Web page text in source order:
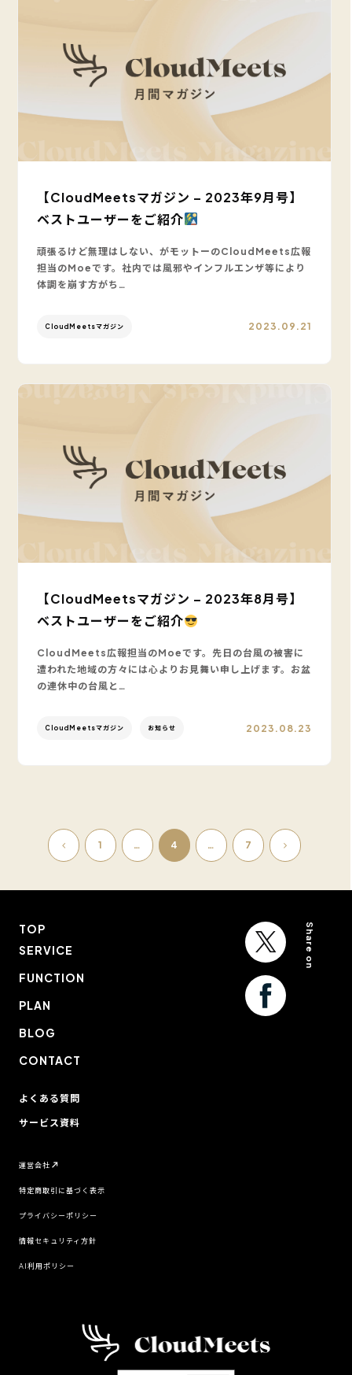
【CloudMeetsマガジン – 2023年9月号】
ベストユーザーをご紹介
頑張るけど無理はしない、がモットーのCloudMeets広報
担当のMoeです。社内では風邪やインフルエンザ等により
体調を崩す方がち…
CloudMeetsマガジン 2023.09.21
【CloudMeetsマガジン – 2023年8月号】
ベストユーザーをご紹介
CloudMeets広報担当のMoeです。先日の台風の被害に
遭われた地域の方々には心よりお見舞い申し上げます。お盆
の連休中の台風と…
CloudMeetsマガジン お知らせ 2023.08.23
シ
ョ
1 … 4 … 7
TOP
SERVICE
FUNCTION
PLAN
BLOG
CONTACT
Share on
よくある質問
サービス資料
運営会社
特定商取引に基づく表示
プライバシーポリシー
情報セキュリティ方針
AI利用ポリシー